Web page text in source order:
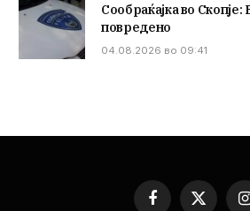
Сообраќајка во
повредено
04.08.2026 во 09:41
Facebook
X